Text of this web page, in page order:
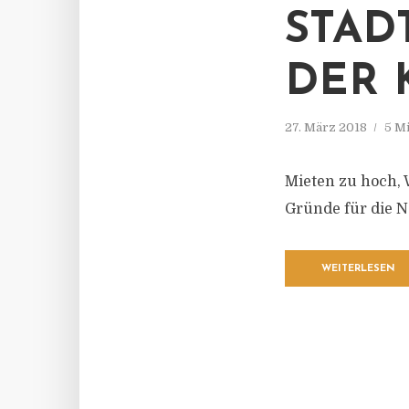
DER
27. März 2018 5
Mieten zu hoch,
Gründe für die
WEITERLESEN